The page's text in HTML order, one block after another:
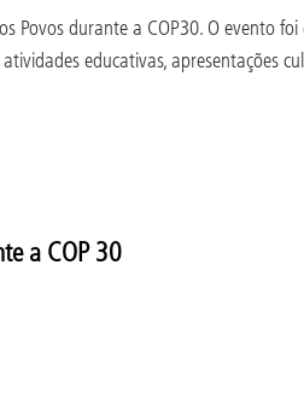
Povos durante a COP30. O evento
educativas, apresentações
a COP 30